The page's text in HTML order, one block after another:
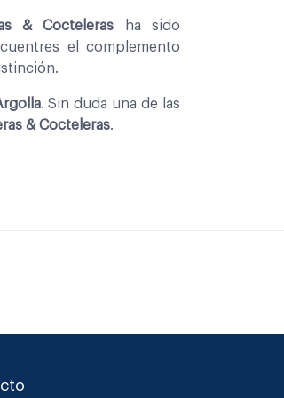
& Cocteleras ha sido
el complemento
. Sin duda una de las
& Cocteleras.